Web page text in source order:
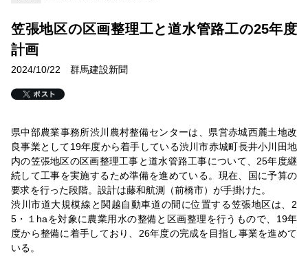
笠張地区の区画整理工と道水管路工の25年度
計画
2024/10/22 群馬建設新聞
県中部農業事務所渋川農村整備センターは、県営赤城西麓土地改
良事業として19年度から着手している渋川市赤城町長井小川田地
内の笠張地区の区画整理工事と道水管路工事について、25年度継
続して工事を実施するため準備を進めている。現在、国に予算の
要求を行った段階。設計は藤和航測（前橋市）が手掛けた。
渋川市道大規模線と関越自動車道の間に位置する笠張地区は、2
5・１haを対象に農業用水の整備と区画整理を行うもので、19年
度から整備に着手しており、26年度の完成を目指し事業を進めて
いる。